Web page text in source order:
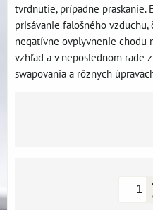
tvrdnutie, prípadne
prisávanie falošného
negatívne ovplyvnenie chodu
vzhľad a v neposlednom rade
swapovania a rôznych